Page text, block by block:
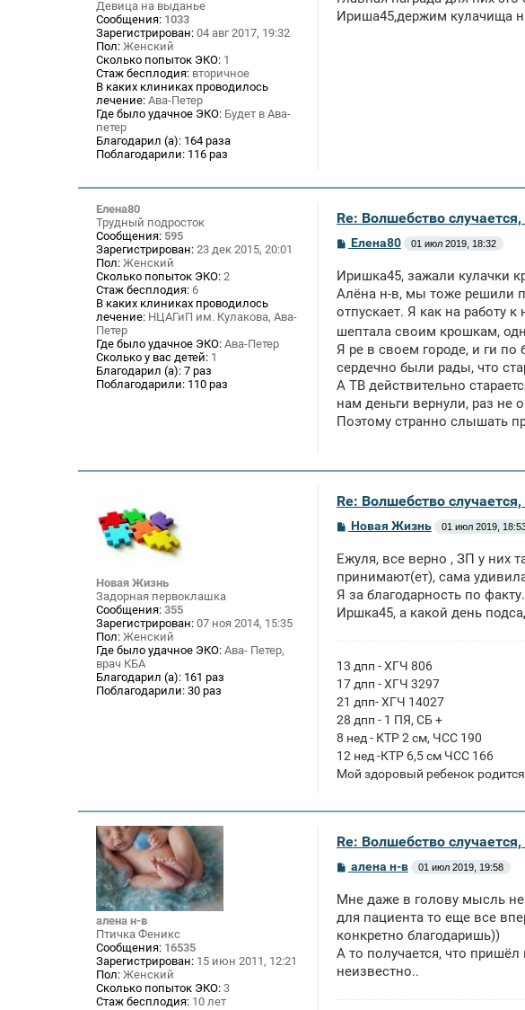
Девица на выданье
Сообщения: 1033
Зарегистрирован: 04 авг 2017, 19:32
Пол: Женский
Сколько попыток ЭКО: 1
Стаж бесплодия: вторичное
В каких клиниках проводилось
лечение: Ава-Петер
Где было удачное ЭКО: Будет в Ава-
петер
Благодарил (а): 164 раза
Поблагодарили: 116 раз
н
Ириша45,держим кулачища
Елена80
Трудный подросток
Сообщения: 595
Зарегистрирован: 23 дек 2015, 20:01
Пол: Женский
Сколько попыток ЭКО: 2
Стаж бесплодия: 6
В каких клиниках проводилось
лечение: НЦАГиП им. Кулакова, Ава-
Петер
Где было удачное ЭКО: Ава-Петер
Сколько у вас детей: 1
Благодарил (а): 7 раз
Поблагодарили: 110 раз
Re: Волшебство
С
б
щ
н
и
Елена80 01 июл 2019, 18:32
Иришка45, зажали кулачки
Алёна н-в, мы тоже решили
отпускает. Я как на работу
шептала своим крошкам,
Я ре в своем городе, и ги
сердечно были рады, что
А ТВ действительно
нам деньги вернули, раз не
Поэтому странно слышать
Новая Жизнь
Задорная первоклашка
Сообщения: 355
Зарегистрирован: 07 ноя 2014, 15:35
Пол: Женский
Где было удачное ЭКО: Ава- Петер,
врач КБА
Благодарил (а): 161 раз
Поблагодарили: 30 раз
Re: Волшебство
С
б
щ
е
н
и
Новая Жизнь 01 июл 2019,
Ежуля, все верно , ЗП у них
принимают(ет), сама
Я за благодарность по факту.
Иршка45, а какой день
13 дпп - ХГЧ 806
17 дпп - ХГЧ 3297
21 дпп- ХГЧ 14027
28 дпп - 1 ПЯ, СБ +
8 нед - КТР 2 см, ЧСС 190
12 нед -КТР 6,5 см ЧСС 166
Мой здоровый ребенок
алена н-в
Птичка Феникс
Сообщения: 16535
Зарегистрирован: 15 июн 2011, 12:21
Пол: Женский
Сколько попыток ЭКО: 3
Стаж бесплодия: 10 лет
Re: Волшебство
С
б
щ
н
и
алена н-в 01 июл 2019, 19:58
Мне даже в голову мысль не
для пациента то еще все
конкретно благодаришь))
А то получается, что
неизвестно..